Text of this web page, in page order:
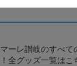
ーレ讃岐のすべて
全グッズ一覧はこ